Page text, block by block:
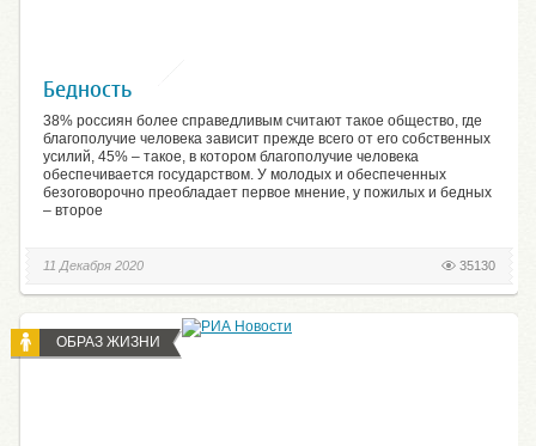
Бедность
38% россиян более справедливым считают такое общество, где
благополучие человека зависит прежде всего от его собственных
усилий, 45% – такое, в котором благополучие человека
обеспечивается государством. У молодых и обеспеченных
безоговорочно преобладает первое мнение, у пожилых и бедных
– второе
35130
11 Декабря 2020
ОБРАЗ ЖИЗНИ